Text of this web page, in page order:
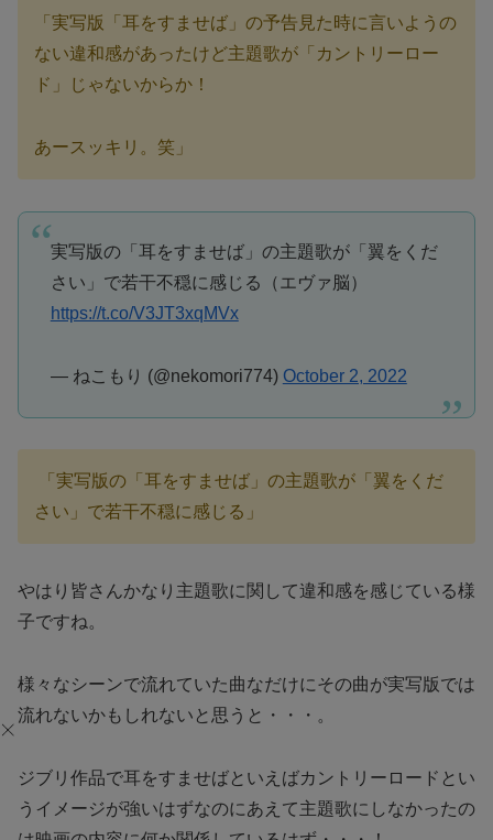
「実写版「耳をすませば」の予告見た時に言いようの
ない違和感があったけど主題歌が「カントリーロー
ド」じゃないからか！
あースッキリ。笑」
実写版の「耳をすませば」の主題歌が「翼をくだ
さい」で若干不穏に感じる（エヴァ脳）
https://t.co/V3JT3xqMVx
— ねこもり (@nekomori774) October 2, 2022
「実写版の「耳をすませば」の主題歌が「翼をくだ
さい」で若干不穏に感じる」
やはり皆さんかなり主題歌に関して違和感を感じている様
子ですね。
様々なシーンで流れていた曲なだけにその曲が実写版では
流れないかもしれないと思うと・・・。
ジブリ作品で耳をすませばといえばカントリーロードとい
うイメージが強いはずなのにあえて主題歌にしなかったの